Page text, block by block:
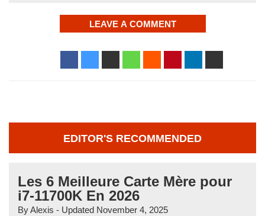
LEAVE A COMMENT
EDITOR'S RECOMMENDED
Les 6 Meilleure Carte Mère pour
i7-11700K En 2026
ByAlexis - Updated November 4, 2025